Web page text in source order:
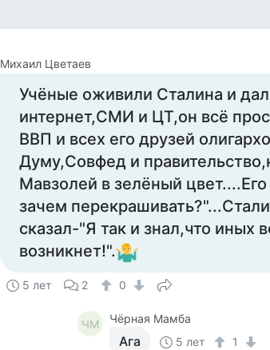
Михаил Цветаев
Учёные оживили Сталина и
интернет,СМИ и ЦТ,он всё
ВВП и всех его друзей
Думу,Совфед и
Мавзолей в зелёный
зачем
сказал-"Я так и знал,что иных
возникнет!".
5 лет 2 0
ЧМ Чёрная Мамба
Ага 5 лет 1